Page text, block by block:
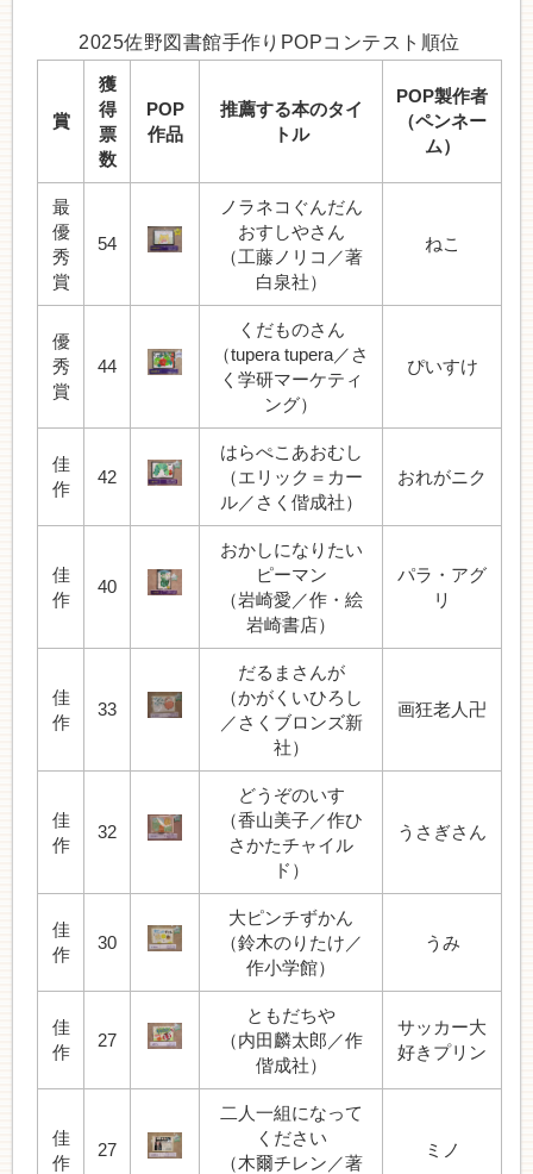
2025佐野図書館手作りPOPコンテスト順位
賞
獲
得
票
数
POP
作品
推薦する本のタイ
トル
POP製作者
（ペンネー
ム）
最
優
秀
賞
54
ノラネコぐんだん
おすしやさん
（工藤ノリコ／著
白泉社）
ねこ
優
秀
賞
44
くだものさん
（tupera tupera／さ
く学研マーケティ
ング）
ぴいすけ
佳
作
42
はらぺこあおむし
（エリック＝カー
ル／さく偕成社）
おれがニク
佳
作
40
おかしになりたい
ピーマン
（岩崎愛／作・絵
岩崎書店）
パラ・アグ
リ
佳
作
33
だるまさんが
（かがくいひろし
／さくブロンズ新
社）
画狂老人卍
佳
作
32
どうぞのいす
（香山美子／作ひ
さかたチャイル
ド）
うさぎさん
佳
作
30
大ピンチずかん
（鈴木のりたけ／
作小学館）
うみ
佳
作
27
ともだちや
（内田麟太郎／作
偕成社）
サッカー大
好きプリン
佳
作
27
二人一組になって
ください
（木爾チレン／著
ミノ